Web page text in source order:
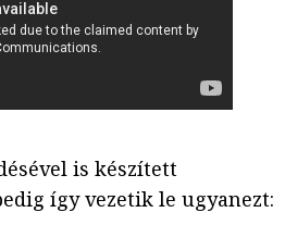
is készített
így vezetik le ugyanezt: